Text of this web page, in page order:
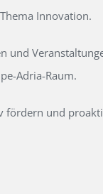
Innovation.
und
Adria-Raum.
fördern und